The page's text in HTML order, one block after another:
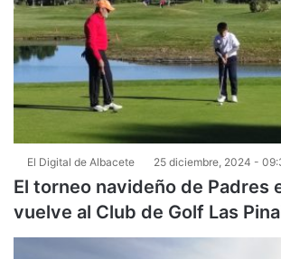
El Digital de Albacete 25 diciembre, 2024 -
El torneo navideño de Padres
vuelve al Club de Golf Las